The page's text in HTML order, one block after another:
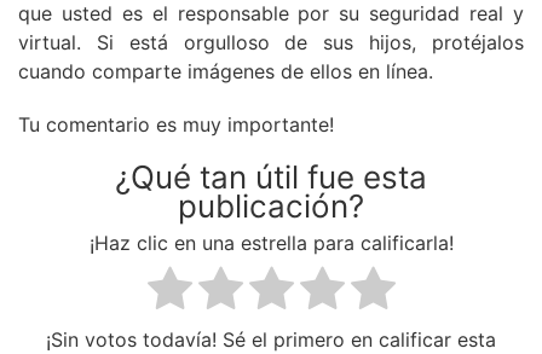
que usted es el responsable por su seguridad real y
virtual. Si está orgulloso de sus hijos, protéjalos
cuando comparte imágenes de ellos en línea.
Tu comentario es muy importante!
¿Qué tan útil fue esta
publicación?
¡Haz clic en una estrella para calificarla!
¡Sin votos todavía! Sé el primero en calificar esta